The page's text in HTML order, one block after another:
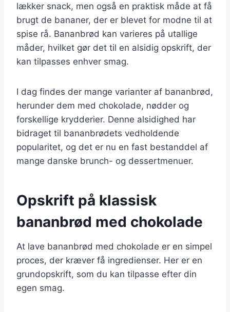
lækker snack, men også en praktisk måde at få
brugt de bananer, der er blevet for modne til at
spise rå. Bananbrød kan varieres på utallige
måder, hvilket gør det til en alsidig opskrift, der
kan tilpasses enhver smag.
I dag findes der mange varianter af bananbrød,
herunder dem med chokolade, nødder og
forskellige krydderier. Denne alsidighed har
bidraget til bananbrødets vedholdende
popularitet, og det er nu en fast bestanddel af
mange danske brunch- og dessertmenuer.
Opskrift på klassisk
bananbrød med chokolade
At lave bananbrød med chokolade er en simpel
proces, der kræver få ingredienser. Her er en
grundopskrift, som du kan tilpasse efter din
egen smag.